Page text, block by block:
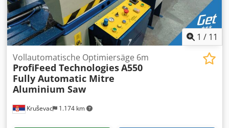
1 / 11
Kruševac 1.174 km
Vollautomatische Optimiersäge 6m
ProfiFeed TechnologiesA550
Fully Automatic Mitre
Aluminium Saw